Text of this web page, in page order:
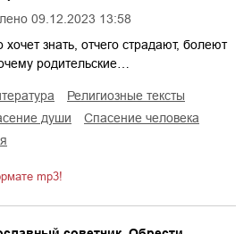
09.12.2023 13:58
хочет знать, отчего страдают, болеют
родительские…
религиозные тексты
души
спасение человека
mp3!